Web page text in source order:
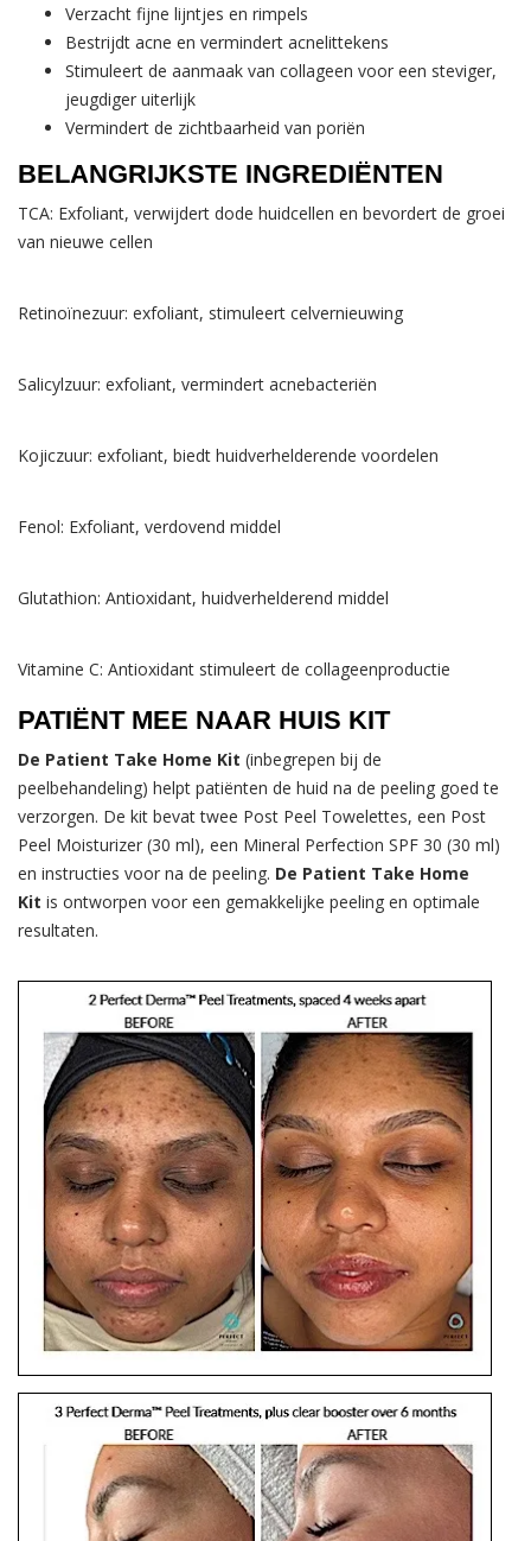
Verzacht fijne lijntjes en rimpels
Bestrijdt acne en vermindert acnelittekens
Stimuleert de aanmaak van collageen voor een steviger,
jeugdiger uiterlijk
Vermindert de zichtbaarheid van poriën
BELANGRIJKSTE INGREDIËNTEN
TCA: Exfoliant, verwijdert dode huidcellen en bevordert de groei
van nieuwe cellen
Retinoïnezuur: exfoliant, stimuleert celvernieuwing
Salicylzuur: exfoliant, vermindert acnebacteriën
Kojiczuur: exfoliant, biedt huidverhelderende voordelen
Fenol: Exfoliant, verdovend middel
Glutathion: Antioxidant, huidverhelderend middel
Vitamine C: Antioxidant stimuleert de collageenproductie
PATIËNT MEE NAAR HUIS KIT
De Patient Take Home Kit (inbegrepen bij de
peelbehandeling) helpt patiënten de huid na de peeling goed te
verzorgen. De kit bevat twee Post Peel Towelettes, een Post
Peel Moisturizer (30 ml), een Mineral Perfection SPF 30 (30 ml)
en instructies voor na de peeling. De Patient Take Home
Kit is ontworpen voor een gemakkelijke peeling en optimale
resultaten.